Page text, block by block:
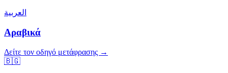
العربية
Αραβικά
Δείτε τον οδηγό μετάφρασης →
🇧🇬